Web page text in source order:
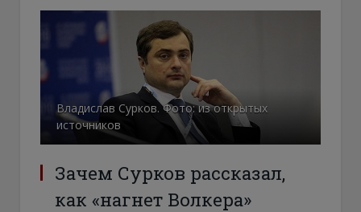
Владислав Сурков. Фото: из открытых
источников
Зачем Сурков рассказал,
как «нагнет Волкера»